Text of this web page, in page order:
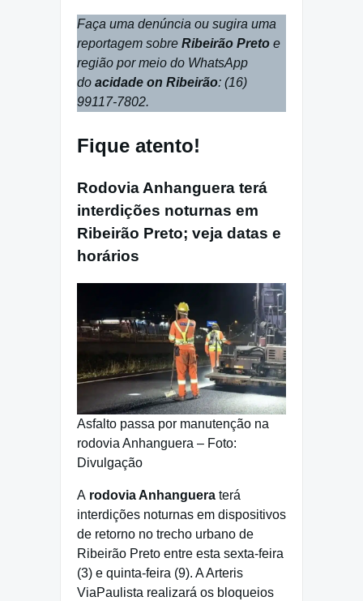
Faça uma denúncia ou sugira uma
reportagem sobre Ribeirão Preto e
região por meio do WhatsApp
do acidade on Ribeirão: (16)
99117-7802.
Fique atento!
Rodovia Anhanguera terá
interdições noturnas em
Ribeirão Preto; veja datas e
horários
Asfalto passa por manutenção na
rodovia Anhanguera – Foto:
Divulgação
A rodovia Anhanguera terá
interdições noturnas em dispositivos
de retorno no trecho urbano de
Ribeirão Preto entre esta sexta-feira
(3) e quinta-feira (9). A Arteris
ViaPaulista realizará os bloqueios